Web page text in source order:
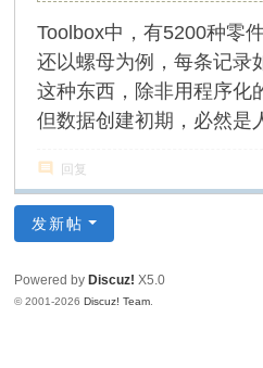
Toolbox中，有5200种零
还以螺母为例，每条记录
这种东西，除非用程序化
但数据创建初期，必然是
回复
发新帖
Powered by Discuz! X5.0
© 2001-2026Discuz! Team